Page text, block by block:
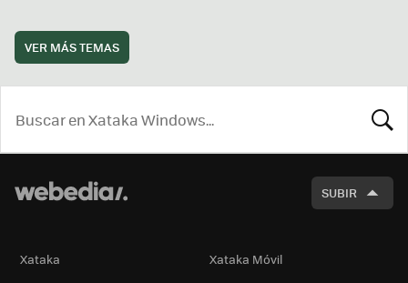
VER MÁS TEMAS
SUBIR
Xataka
Xataka Móvil